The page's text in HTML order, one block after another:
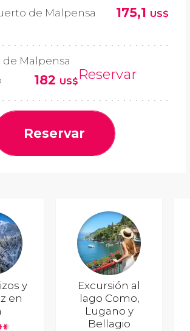
de Malpensa
175,1 US$
Malpensa
182 US$Reservar
Reservar
y
en
Excursión al
lago Como,
Lugano y
Bellagio